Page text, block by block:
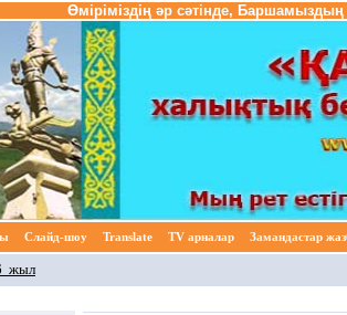
Өміріміздің әр сәтінде,
Слайд-шоу Translate TV арналар Замандастар
жыл